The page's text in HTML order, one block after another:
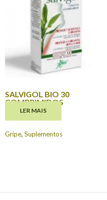
SALVIGOL BIO 30
COMPRIMIDOS
10.90
LER MAIS
Gripe, Suplementos